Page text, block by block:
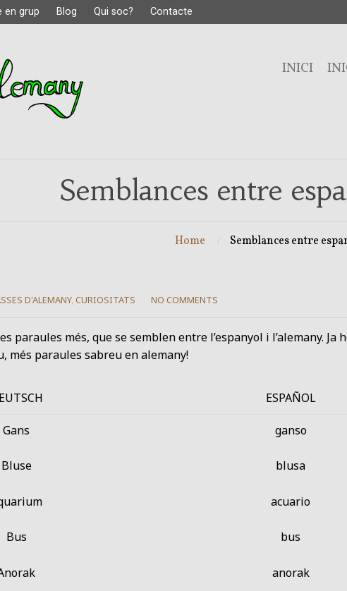
en grup Blog Qui soc? Contacte
INICI
Semblances entre
Home Semblances entre
D'ALEMANY, CURIOSITATS NO COMMENTS
paraules més, que se semblen entre l’espanyol i l’alemany. Ja
més paraules sabreu en alemany!
ESPAÑOL
Gans
Bluse
Bus
ganso
blusa
acuario
bus
anorak